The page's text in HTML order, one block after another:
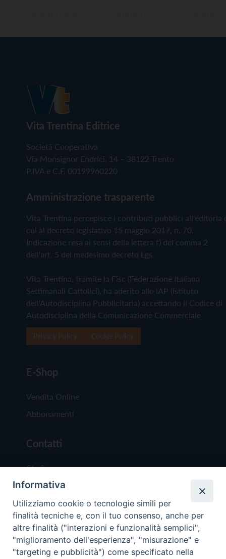
Vita Trentina Editrice
Società Cooperativa
Via Monsignor Endrici, 14 – 38122 Trento
P.IVA e C.F. 00199960220
Amministrazione trasparente
Vita Trentina percepisce i contributi pubblici all'editoria
cui al decreto legislativo 15 maggio 2017, n. 70.
Indicazione resa ai sensi della lettera f) del comma 2
dell'art. 5 del medesimo decreto Lgs.
Vita Trentina, tramite la Fisc (Federazione Italiana
Settimanali Cattolici), ha aderito allo IAP (Istituto
dell'Autodisciplina Pubblicitaria) accettando il Codice di
Autodisciplina della Comunicazione Commerciale
E-Shop
Vendita Online
Abbonamenti
Contatti
Chi Siamo
Redazione
Scrivici
Informativa
Utilizziamo cookie o tecnologie simili per
finalità tecniche e, con il tuo consenso, anche per
altre finalità ("interazioni e funzionalità semplici",
"miglioramento dell'esperienza", "misurazione" e
"targeting e pubblicità") come specificato nella